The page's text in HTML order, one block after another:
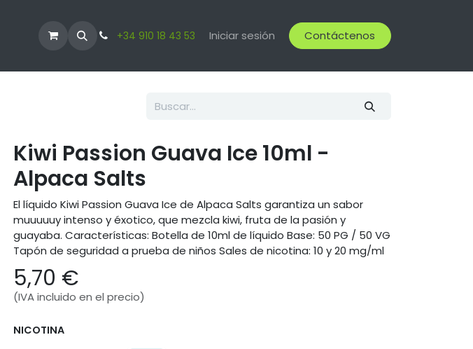
CBD +34 910 18 43 53 Iniciar sesión Contáctenos
Kiwi Passion Guava Ice 10ml -
Alpaca Salts
El líquido Kiwi Passion Guava Ice de Alpaca Salts garantiza un sabor
muuuuuy intenso y éxotico, que mezcla kiwi, fruta de la pasión y
guayaba. Características: Botella de 10ml de líquido Base: 50 PG / 50 VG
Tapón de seguridad a prueba de niños Sales de nicotina: 10 y 20 mg/ml
5,70 €
(IVA incluido en el precio)
NICOTINA